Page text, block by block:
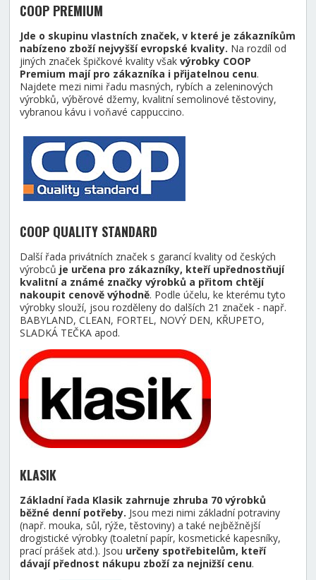
COOP PREMIUM
Jde o skupinu vlastních značek, v které je zákazníkům
nabízeno zboží nejvyšší evropské kvality. Na rozdíl od
jiných značek špičkové kvality však výrobky COOP
Premium mají pro zákazníka i přijatelnou cenu.
Najdete mezi nimi řadu masných, rybích a zeleninových
výrobků, výběrové džemy, kvalitní semolinové těstoviny,
vybranou kávu i voňavé cappuccino.
COOP QUALITY STANDARD
Další řada privátních značek s garancí kvality od českých
výrobců je určena pro zákazníky, kteří upřednostňují
kvalitní a známé značky výrobků a přitom chtějí
nakoupit cenově výhodně. Podle účelu, ke kterému tyto
výrobky slouží, jsou rozděleny do dalších 21 značek - např.
BABYLAND, CLEAN, FORTEL, NOVÝ DEN, KŘUPETO,
SLADKÁ TEČKA apod.
KLASIK
Základní řada Klasik zahrnuje zhruba 70 výrobků
běžné denní potřeby. Jsou mezi nimi základní potraviny
(např. mouka, sůl, rýže, těstoviny) a také nejběžnější
drogistické výrobky (toaletní papír, kosmetické kapesníky,
prací prášek atd.). Jsou určeny spotřebitelům, kteří
dávají přednost nákupu zboží za nejnižší cenu.